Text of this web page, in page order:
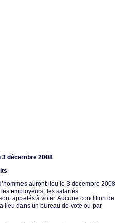
3 décembre 2008
auront lieu le 3 décembre
employeurs, les salariés
appelés à voter. Aucune condition de
lieu dans un bureau de vote ou par